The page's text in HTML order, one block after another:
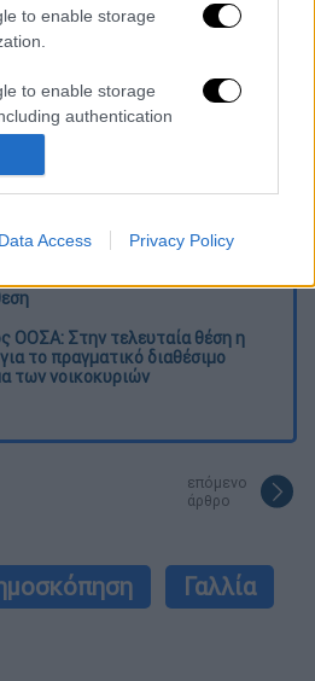
to enable storage
to enable storage
authentication
prevention, and other
Data Access Privacy Policy
με AI νέους ιούς μέσα σε
It: 15χρονο ντυμένος
μέχρι θανάτου
- Τον κατέγραψε κάμερα
για τους χρόνους των
ΟΟΣΑ: Στην τελευταία θέση η
το πραγματικό διαθέσιμο
των νοικοκυριών
επόμενο
άρθρο
Γαλλία